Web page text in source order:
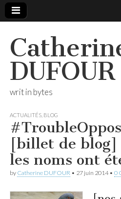
DUFOUR
writ in bytes
ACTUALITÉS BLOG
[billet de blog]
les noms ont
by Catherine DUFOUR • 27 juin 2014• 0